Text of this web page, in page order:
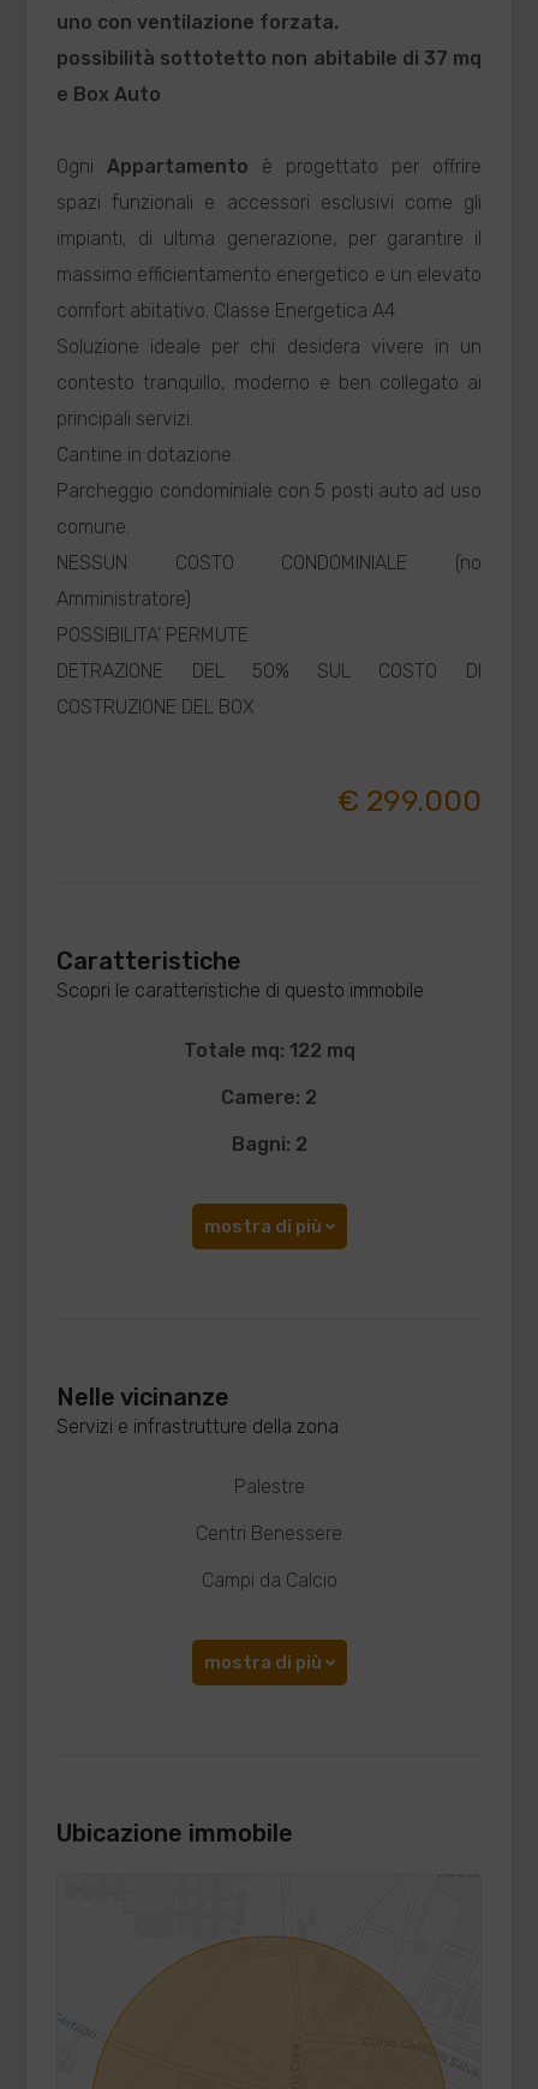
uno con ventilazione forzata.
possibilità sottotetto non abitabile di 37 mq
e Box Auto
OgniAppartamento è progettato per offrire
spazi funzionali e accessori esclusivi come gli
impianti, di ultima generazione, per garantire il
massimo efficientamento energetico e un elevato
comfort abitativo. Classe Energetica A4
Soluzione ideale per chi desidera vivere in un
contesto tranquillo, moderno e ben collegato ai
principali servizi.
Cantine in dotazione.
Parcheggio condominiale con 5 posti auto ad uso
comune.
NESSUN COSTO CONDOMINIALE (no
Amministratore)
POSSIBILITA' PERMUTE
DETRAZIONE DEL 50% SUL COSTO DI
COSTRUZIONE DEL BOX
€ 299.000
Caratteristiche
Scopri le caratteristiche di questo immobile
Totale mq: 122 mq
Camere: 2
Bagni: 2
mostra di più
Nelle vicinanze
Servizi e infrastrutture della zona
Palestre
Centri Benessere
Campi da Calcio
mostra di più
Ubicazione immobile